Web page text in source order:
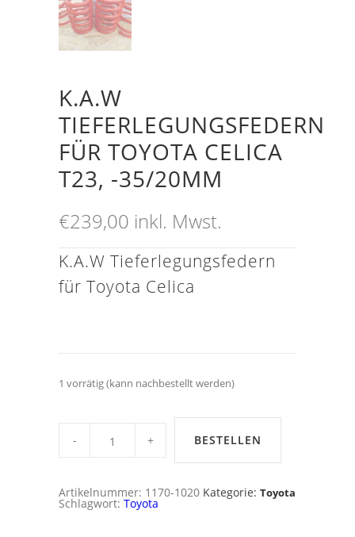
K.A.W
TIEFERLEGUNGSFEDERN
FÜR TOYOTA CELICA
T23, -35/20MM
€239,00 inkl. Mwst.
K.A.W Tieferlegungsfedern
für Toyota Celica
1 vorrätig (kann nachbestellt werden)
Tieferlegungsfedern
-35/20mm
quantity
BESTELLEN
Artikelnummer: 1170-1020 Kategorie: Toyota
Schlagwort: Toyota